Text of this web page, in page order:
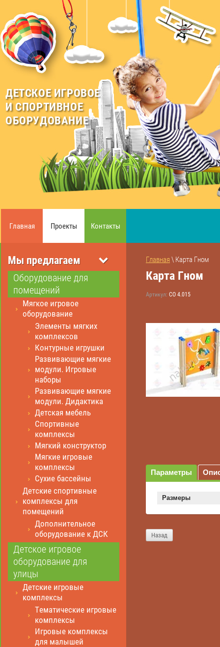
ДЕТСКОЕ ИГРОВОЕ
И СПОРТИВНОЕ
ОБОРУДОВАНИЕ
Главная Проекты Контакты
Мы предлагаем
Оборудование для
помещений
Мягкое игровое
оборудование
Элементы мягких
комплексов
Контурные игрушки
Развивающие мягкие
модули. Игровые
наборы
Развивающие мягкие
модули. Дидактика
Детская мебель
Спортивные
комплексы
Мягкий конструктор
Мягкие игровые
комплексы
Сухие бассейны
Детские спортивные
комплексы для
помещений
Дополнительное
оборудование к ДСК
Детское игровое
оборудование для
улицы
Детские игровые
комплексы
Тематические игровые
комплексы
Игровые комплексы
для малышей
Главная \ Карта Гном
Карта Гном
Артикул: СО 4.015
Параметры
Размеры
Назад